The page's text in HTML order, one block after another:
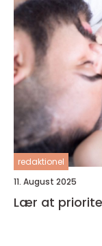
redaktionel
11. August 2025
Lær at